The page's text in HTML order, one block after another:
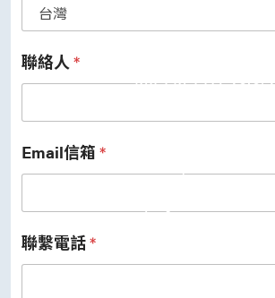
MIPI M-PHY v5.0/
聯絡人*
Email信箱 *
聯繫電話*